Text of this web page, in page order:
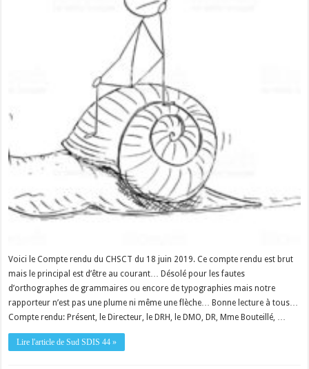
Voici le Compte rendu du CHSCT du 18 juin 2019. Ce compte rendu est brut
mais le principal est d’être au courant… Désolé pour les fautes
d’orthographes de grammaires ou encore de typographies mais notre
rapporteur n’est pas une plume ni même une flèche… Bonne lecture à tous…
Compte rendu: Présent, le Directeur, le DRH, le DMO, DR, Mme Bouteillé, …
Lire l'article de Sud SDIS 44 »